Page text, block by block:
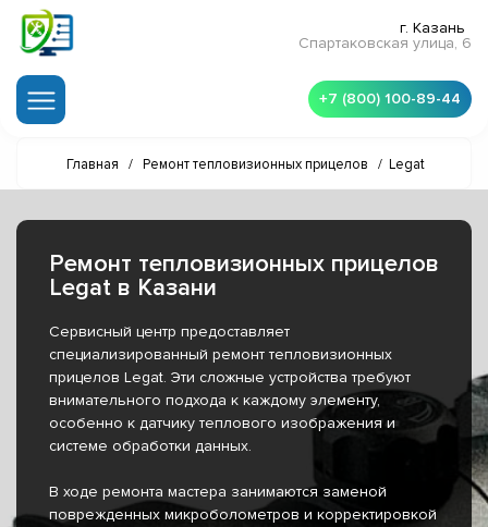
г. Казань
Спартаковская улица, 6
+7 (800) 100-89-44
Главная / Ремонт тепловизионных прицелов / Legat
Ремонт тепловизионных прицелов
Legat в Казани
Сервисный центр предоставляет
специализированный ремонт тепловизионных
прицелов Legat. Эти сложные устройства требуют
внимательного подхода к каждому элементу,
особенно к датчику теплового изображения и
системе обработки данных.
В ходе ремонта мастера занимаются заменой
поврежденных микроболометров и корректировкой